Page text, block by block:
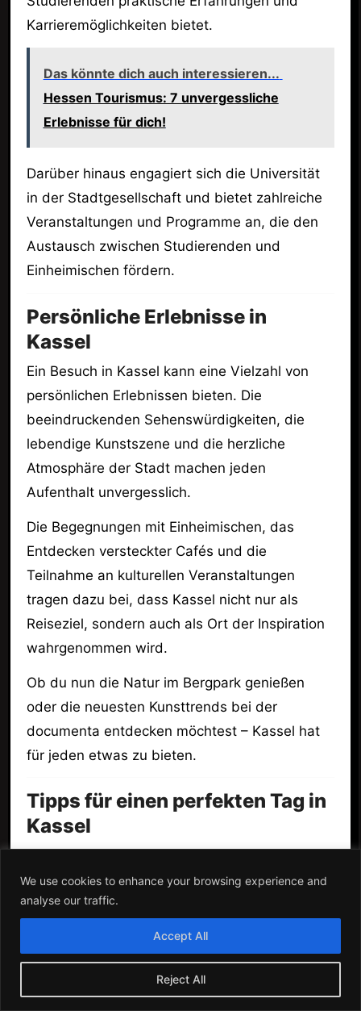
We use cookies to enhance your browsing experience and
analyse our traffic.
Reject All
Accept All
Karrieremöglichkeiten bietet.
Das könnte dich auch interessieren...
Hessen Tourismus: 7 unvergessliche
Erlebnisse für dich!
Darüber hinaus engagiert sich die Universität
in der Stadtgesellschaft und bietet zahlreiche
Veranstaltungen und Programme an, die den
Austausch zwischen Studierenden und
Einheimischen fördern.
Persönliche Erlebnisse in
Kassel
Ein Besuch in Kassel kann eine Vielzahl von
persönlichen Erlebnissen bieten. Die
beeindruckenden Sehenswürdigkeiten, die
lebendige Kunstszene und die herzliche
Atmosphäre der Stadt machen jeden
Aufenthalt unvergesslich.
Die Begegnungen mit Einheimischen, das
Entdecken versteckter Cafés und die
Teilnahme an kulturellen Veranstaltungen
tragen dazu bei, dass Kassel nicht nur als
Reiseziel, sondern auch als Ort der Inspiration
wahrgenommen wird.
Ob du nun die Natur im Bergpark genießen
oder die neuesten Kunsttrends bei der
documenta entdecken möchtest – Kassel hat
für jeden etwas zu bieten.
Tipps für einen perfekten Tag in
Kassel
einem der gemütlichen Cafés in der
Innenstadt.
Besuche den Bergpark Wilhelmshöhe und
bewundere die Wasserspiele.
Entdecke die Orangerie und ihre
Kunstsammlung.